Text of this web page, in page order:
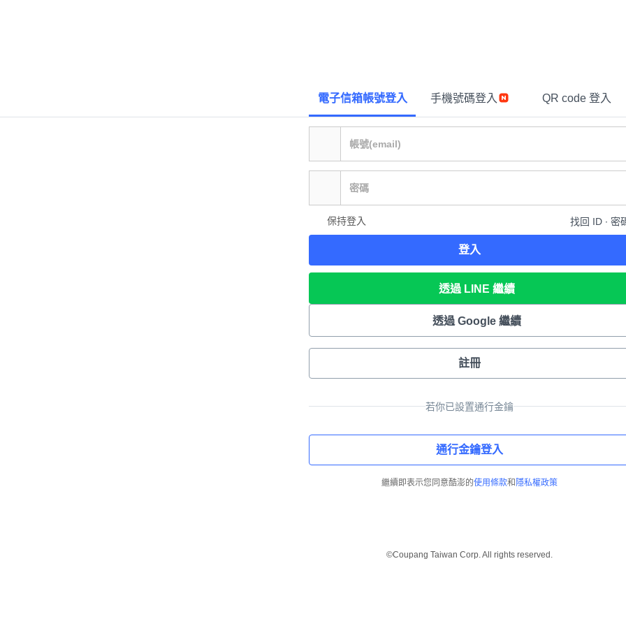
電子信箱帳號登入 手機號碼登入 QR code 登入
保持登入 找回 ID ∙ 密
登入
透過 LINE 繼續
透過 Google 繼續
註冊
若你已設置通行金鑰
通行金鑰登入
繼續即表示您同意酷澎的使用條款和 隱私權政策
©Coupang Taiwan Corp. All rights reserved.